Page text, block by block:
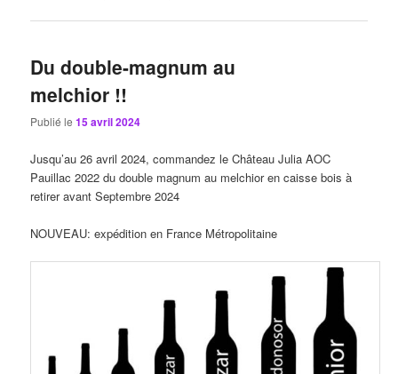
Du double-magnum au
melchior !!
Publié le15 avril 2024
Jusqu’au 26 avril 2024, commandez le Château Julia AOC
Pauillac 2022 du double magnum au melchior en caisse bois à
retirer avant Septembre 2024
NOUVEAU: expédition en France Métropolitaine